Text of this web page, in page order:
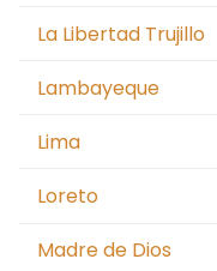
La Libertad Trujillo
Lambayeque
Lima
Loreto
Madre de Dios